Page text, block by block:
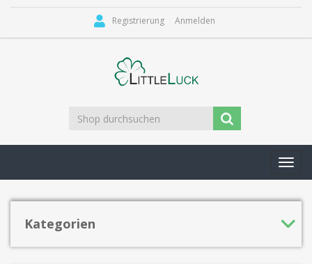
Registrierung Anmelden
Kategorien